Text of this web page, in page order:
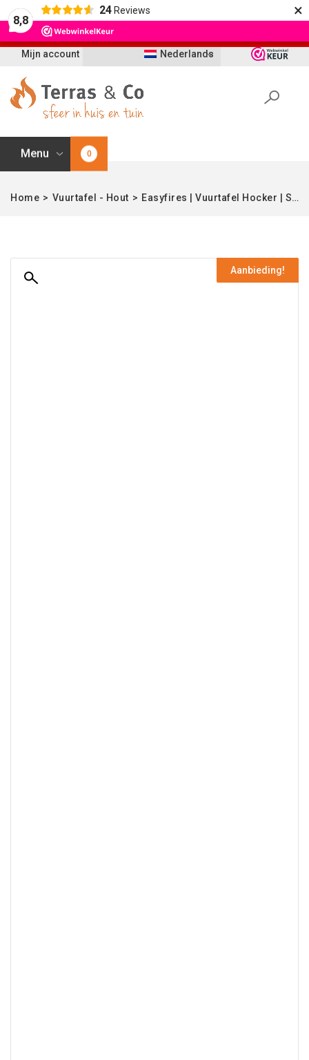
8,8
24 Reviews ×
Nederlands
Mijn account
Menu 0
Home > Vuurtafel - Hout > Easyfires | Vuurtafel Hocker | Steigerhout of Douglas | 90×90 cm
Aanbieding!
Let op: t/m 21 augustus worden bestellingen
vertraagd geleverd i.v.m. vakantie